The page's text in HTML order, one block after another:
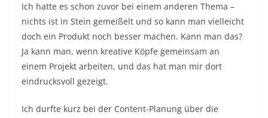
Ich hatte es schon zuvor bei einem anderen Thema –
nichts ist in Stein gemeißelt und so kann man vielleicht
doch ein Produkt noch besser machen. Kann man das?
Ja kann man, wenn kreative Köpfe gemeinsam an
einem Projekt arbeiten, und das hat man mir dort
eindrucksvoll gezeigt.
Ich durfte kurz bei der Content-Planung über die